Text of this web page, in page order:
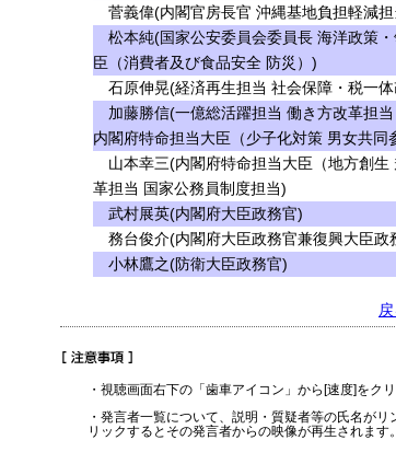
菅義偉(内閣官房長官 沖縄基地負担軽減担
松本純(国家公安委員会委員長 海洋政策
臣（消費者及び食品安全 防災）)
石原伸晃(経済再生担当 社会保障・税一
加藤勝信(一億総活躍担当 働き方改革担
内閣府特命担当大臣（少子化対策 男女共同
山本幸三(内閣府特命担当大臣（地方創生
革担当 国家公務員制度担当)
武村展英(内閣府大臣政務官)
務台俊介(内閣府大臣政務官兼復興大臣政
小林鷹之(防衛大臣政務官)
・視聴画面右下の「歯車アイコン」から[速度]をク
・発言者一覧について、説明・質疑者等の氏名が
リックするとその発言者からの映像が再生されます。